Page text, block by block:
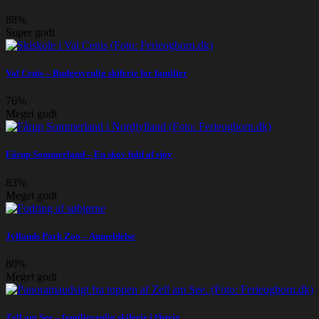
88%
Super godt
Val Cenis – Budgetvenlig skiferie for familier
76%
Meget godt
Fårup Sommerland – En skov fuld af sjov
83%
Meget godt
Jyllands Park Zoo – Anmeldelse
80%
Meget godt